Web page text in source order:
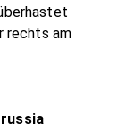
rechts am